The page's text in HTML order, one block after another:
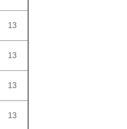
13
13
13
13